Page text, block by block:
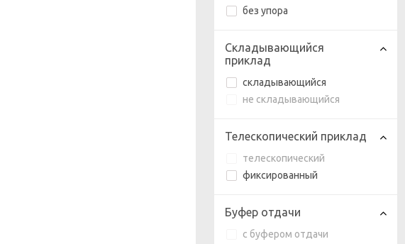
без упора
Складывающийся
приклад
складывающийся
не складывающийся
Телескопический приклад
телескопический
фиксированный
Буфер отдачи
с буфером отдачи